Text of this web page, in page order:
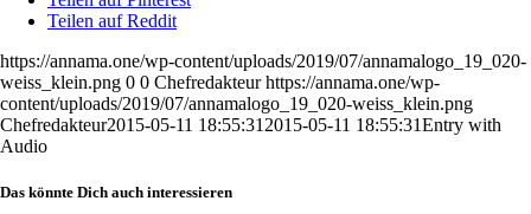
Teilen auf Reddit
https://annama.one/wp-content/uploads/2019/07/annamalogo_19_020-
weiss_klein.png 0 0 Chefredakteur https://annama.one/wp-
content/uploads/2019/07/annamalogo_19_020-weiss_klein.png
Chefredakteur2015-05-11 18:55:31 2015-05-11 18:55:31Entry with
Audio
Das könnte Dich auch interessieren